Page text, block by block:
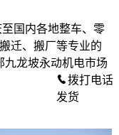
国内各地整车、零
迁、搬厂等专业的
九龙坡永动机电市场
拨打电话
发货